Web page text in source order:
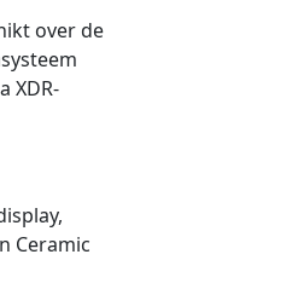
over de
XDR-
Ceramic